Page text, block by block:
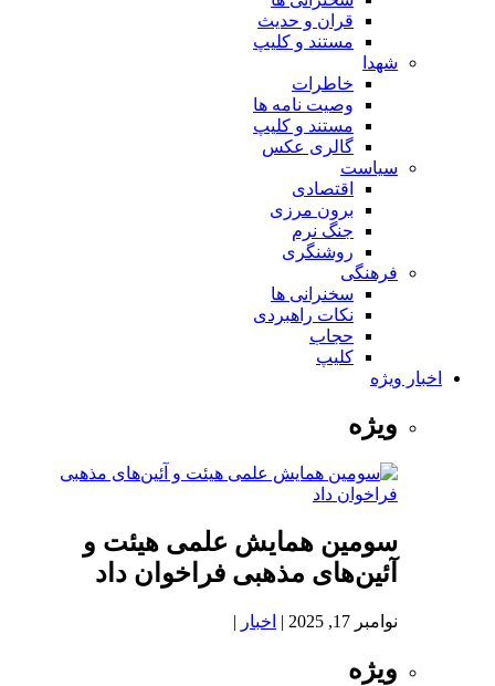
قران و حدیث
مستند و کلیپ
شهدا
خاطرات
وصیت نامه ها
مستند و کلیپ
گالری عکس
سیاست
اقتصادی
برون مرزی
جنگ نرم
روشنگری
فرهنگی
سخنرانی ها
نکات راهبردی
حجاب
کلیپ
اخبار ویژه
ویژه
سومین همایش علمی هیئت و
آئین‌های مذهبی فراخوان داد
نوامبر 17, 2025 | اخبار |
ویژه